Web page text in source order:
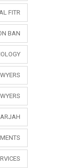
FITR
BAN